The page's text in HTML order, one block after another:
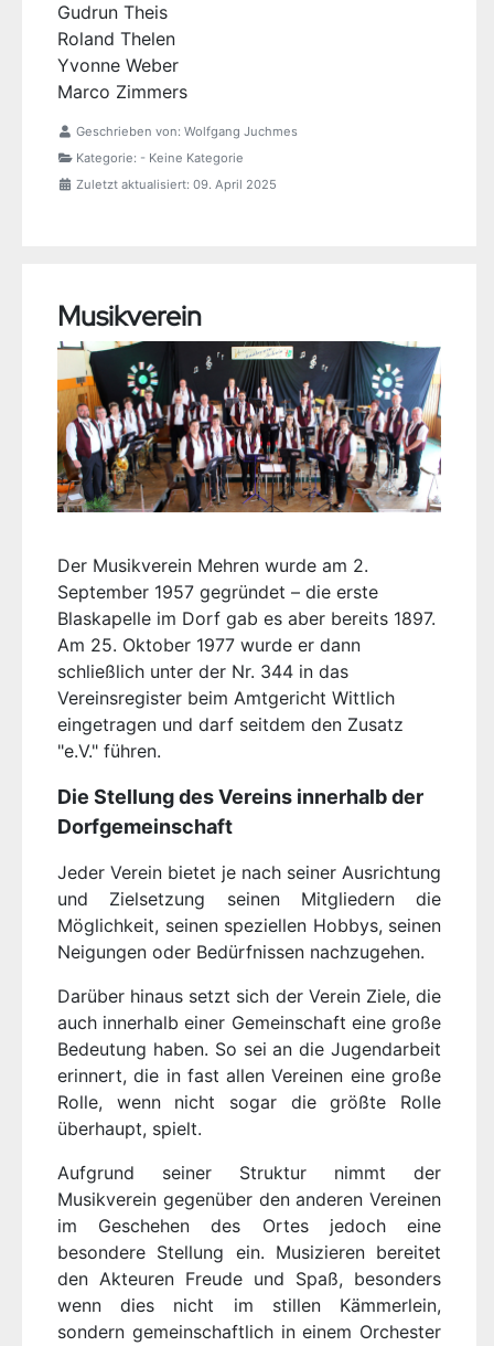
Gudrun Theis
Roland Thelen
Yvonne Weber
Marco Zimmers
Geschrieben von: Wolfgang Juchmes
Kategorie: - Keine Kategorie
Zuletzt aktualisiert: 09. April 2025
Musikverein
Der Musikverein Mehren wurde am 2.
September 1957 gegründet – die erste
Blaskapelle im Dorf gab es aber bereits 1897.
Am 25. Oktober 1977 wurde er dann
schließlich unter der Nr. 344 in das
Vereinsregister beim Amtgericht Wittlich
eingetragen und darf seitdem den Zusatz
"e.V." führen.
Die Stellung des Vereins innerhalb der
Dorfgemeinschaft
Jeder Verein bietet je nach seiner Ausrichtung
und Zielsetzung seinen Mitgliedern die
Möglichkeit, seinen speziellen Hobbys, seinen
Neigungen oder Bedürfnissen nachzugehen.
Darüber hinaus setzt sich der Verein Ziele, die
auch innerhalb einer Gemeinschaft eine große
Bedeutung haben. So sei an die Jugendarbeit
erinnert, die in fast allen Vereinen eine große
Rolle, wenn nicht sogar die größte Rolle
überhaupt, spielt.
Aufgrund seiner Struktur nimmt der
Musikverein gegenüber den anderen Vereinen
im Geschehen des Ortes jedoch eine
besondere Stellung ein. Musizieren bereitet
den Akteuren Freude und Spaß, besonders
wenn dies nicht im stillen Kämmerlein,
sondern gemeinschaftlich in einem Orchester